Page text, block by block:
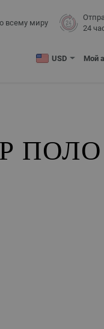
всему миру
24
USD Мой